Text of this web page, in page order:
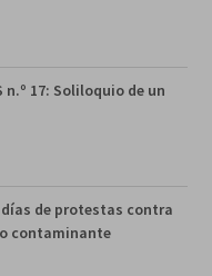
n.º 17: Soliloquio de un
días de protestas contra
contaminante